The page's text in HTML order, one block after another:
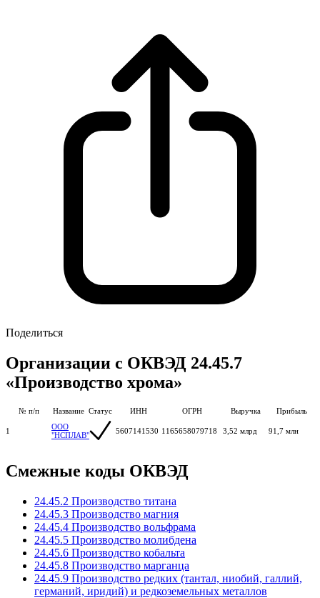
Поделиться
Организации с ОКВЭД 24.45.7
«Производство хрома»
№ п/п Название Статус ИНН ОГРН Выручка Прибыль
1
ООО
"НСПЛАВ"
5607141530 1165658079718 3,52 млрд 91,7 млн
Смежные коды ОКВЭД
24.45.2 Производство титана
24.45.3 Производство магния
24.45.4 Производство вольфрама
24.45.5 Производство молибдена
24.45.6 Производство кобальта
24.45.8 Производство марганца
24.45.9 Производство редких (тантал, ниобий, галлий,
германий, иридий) и редкоземельных металлов